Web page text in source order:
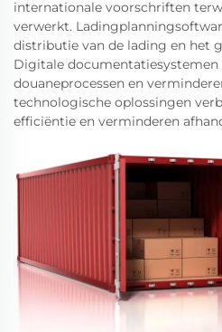
internationale voorschriften
verwerkt.
distributie van de lading en het
Digitale documentatiesystemen
douaneprocessen en
technologische oplossingen
efficiëntie en verminderen